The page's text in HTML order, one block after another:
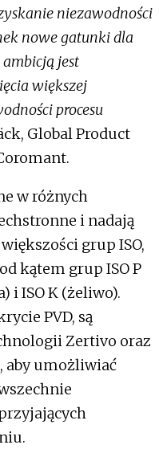
niezawodności
nowe gatunki dla
jest
większej
procesu
Global Product
w różnych
i nadają
grup ISO,
kątem grup ISO P
i ISO K (żeliwo).
PVD, są
Zertivo oraz
aby umożliwiać